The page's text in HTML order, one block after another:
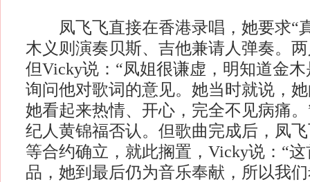
凤飞飞直接在香港录唱，她要求“
木义则演奏贝斯、吉他兼请人弹奏。
但Vicky说：“凤姐很谦虚，明知道金
询问他对歌词的意见。她当时就说，
她看起来热情、开心，完全不见病痛
纪人黄锦福否认。但歌曲完成后，凤
等合约确立，就此搁置，Vicky说：“
品，她到最后仍为音乐奉献，所以我